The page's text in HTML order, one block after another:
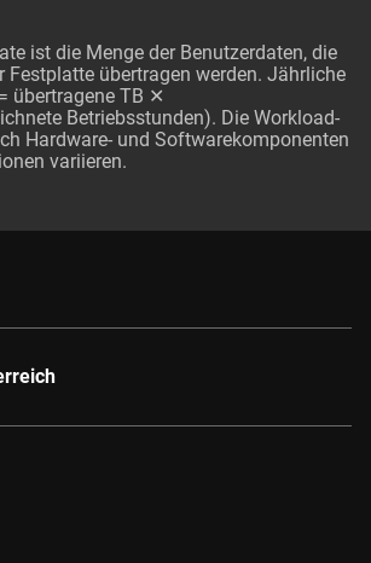
ist die Menge der Benutzerdaten, die
Festplatte übertragen werden. Jährliche
übertragene TB ✕
Betriebsstunden). Die Workload-
Hardware- und Softwarekomponenten
variieren.